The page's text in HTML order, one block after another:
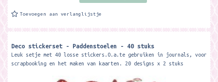
Toevoegen aan verlanglijstje
Deco stickerset - Paddenstoelen - 40 stuks
Leuk setje met 40 losse stickers.O.a.te gebruiken in journals, voor
scrapbooking en het maken van kaarten. 20 designs x 2 stuks